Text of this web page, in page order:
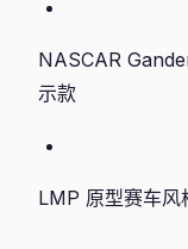
NASCAR
示款
LMP 原型赛车风